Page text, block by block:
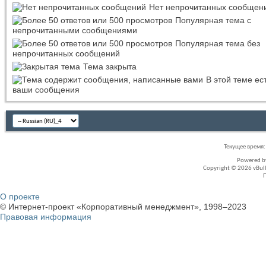
Нет непрочитанных
Популярная тема с
непрочитанными сообщениями
Популярная тема без
непрочитанных сообщений
Тема закрыта
В этой теме
ваши сообщения
Текущее время:
Powered
Copyright © 2026
О проекте
© Интернет-проект «Корпоративный менеджмент», 1998–2023
Правовая информация